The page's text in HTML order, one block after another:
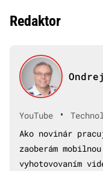
Redaktor
YouTube •
Ako novinár
zaoberám
vyhotovovaním